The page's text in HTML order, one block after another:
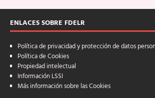
ENLACES SOBRE FDELR
Política de privacidad y protección de datos
Política de Cookies
Propiedad intelectual
Información LSSI
Más información sobre las Cookies